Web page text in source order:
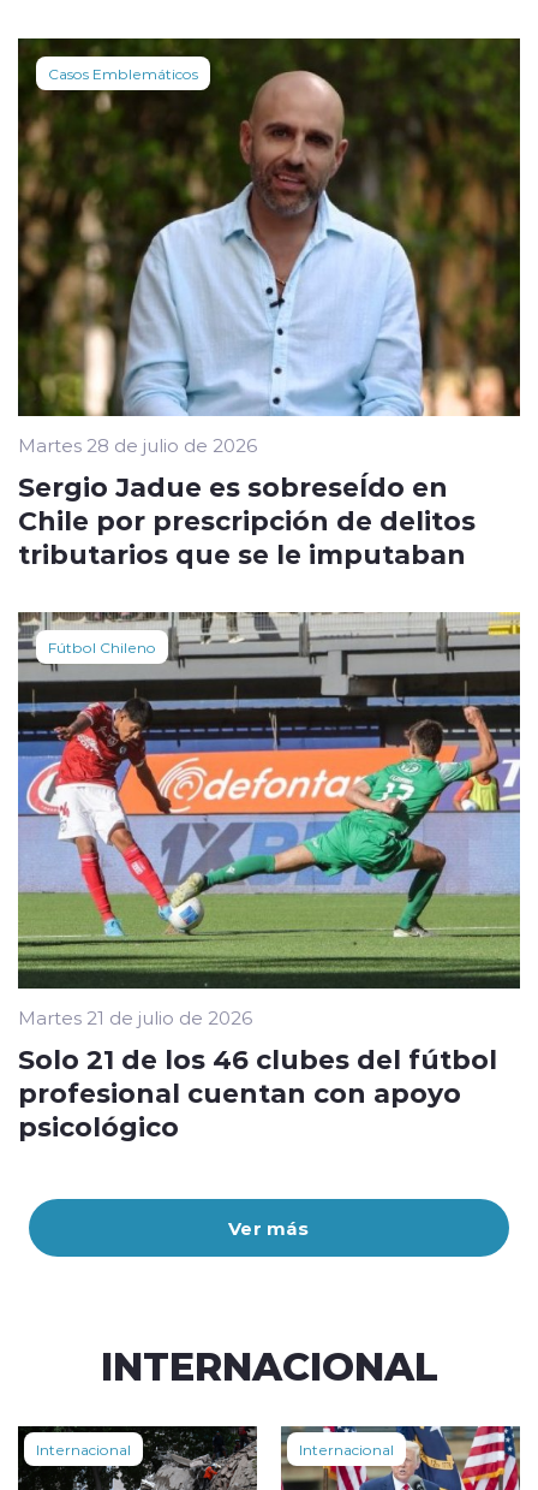
Ver más
Casos Emblemáticos
Martes 28 de julio de 2026
Sergio Jadue es sobreseÍdo en
Chile por prescripción de delitos
tributarios que se le imputaban
Fútbol Chileno
Martes 21 de julio de 2026
Solo 21 de los 46 clubes del fútbol
profesional cuentan con apoyo
psicológico
INTERNACIONAL
Internacional Internacional